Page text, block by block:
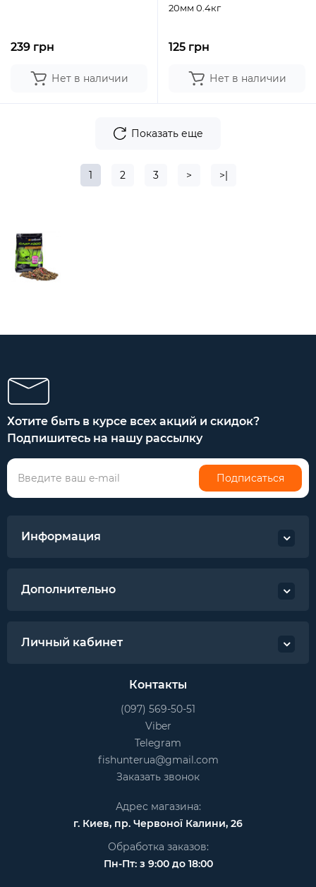
239 грн
Нет в наличии
20мм 0.4кг
125 грн
Нет в наличии
Показать еще
1 2 3 > >|
Хотите быть в курсе всех акций и скидок?
Подпишитесь на нашу рассылку
Подписаться
Информация
Дополнительно
Личный кабинет
Контакты
(097) 569-50-51
Viber
Telegram
fishunterua@gmail.com
Заказать звонок
Адрес магазина:
г. Киев, пр. Червоної Калини, 26
Обработка заказов:
Пн-Пт: з 9:00 до 18:00